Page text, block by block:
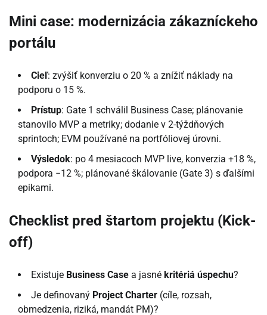
Mini case: modernizácia zákazníckeho
portálu
Cieľ: zvýšiť konverziu o 20 % a znížiť náklady na
podporu o 15 %.
Prístup: Gate 1 schválil Business Case; plánovanie
stanovilo MVP a metriky; dodanie v 2-týždňových
sprintoch; EVM používané na portfóliovej úrovni.
Výsledok: po 4 mesiacoch MVP live, konverzia +18 %,
podpora −12 %; plánované škálovanie (Gate 3) s ďalšími
epikami.
Checklist pred štartom projektu (Kick-
off)
Existuje Business Case a jasné kritériá úspechu?
Je definovaný Project Charter (cíle, rozsah,
obmedzenia, riziká, mandát PM)?